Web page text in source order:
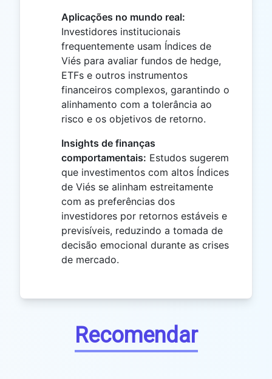
Aplicações no mundo real:
Investidores institucionais
frequentemente usam Índices de
Viés para avaliar fundos de hedge,
ETFs e outros instrumentos
financeiros complexos, garantindo o
alinhamento com a tolerância ao
risco e os objetivos de retorno.
Insights de finanças
comportamentais: Estudos sugerem
que investimentos com altos Índices
de Viés se alinham estreitamente
com as preferências dos
investidores por retornos estáveis ​​e
previsíveis, reduzindo a tomada de
decisão emocional durante as crises
de mercado.
Recomendar